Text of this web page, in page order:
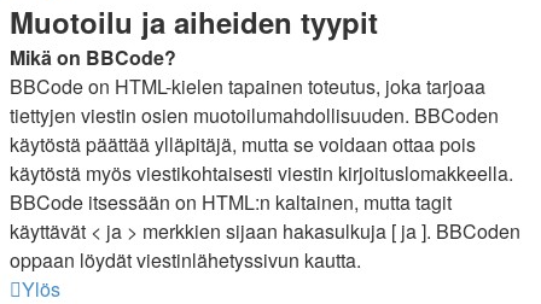
Muotoilu ja aiheiden tyypit
Mikä on BBCode?
BBCode on HTML-kielen tapainen toteutus, joka tarjoaa
tiettyjen viestin osien muotoilumahdollisuuden. BBCoden
käytöstä päättää ylläpitäjä, mutta se voidaan ottaa pois
käytöstä myös viestikohtaisesti viestin kirjoituslomakkeella.
BBCode itsessään on HTML:n kaltainen, mutta tagit
käyttävät < ja > merkkien sijaan hakasulkuja [ ja ]. BBCoden
oppaan löydät viestinlähetyssivun kautta.
Ylös